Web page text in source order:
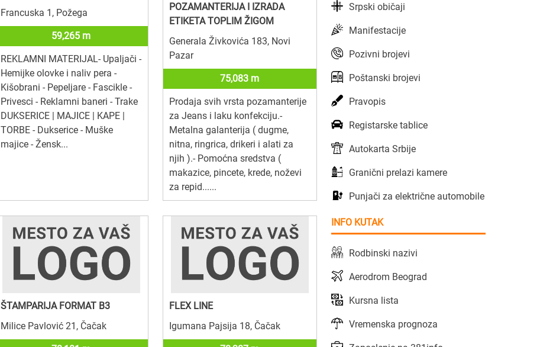
Francuska 1, Požega
59,265 m
REKLAMNI MATERIJAL- Upaljači -
Hemijke olovke i naliv pera -
Kišobrani - Pepeljare - Fascikle -
Privesci - Reklamni baneri - Trake
DUKSERICE | MAJICE | KAPE |
TORBE - Dukserice - Muške
majice - Žensk...
POZAMANTERIJA I IZRADA
ETIKETA TOPLIM ŽIGOM
Generala Živkovića 183, Novi
Pazar
75,083 m
Prodaja svih vrsta pozamanterije
za Jeans i laku konfekciju.-
Metalna galanterija ( dugme,
nitna, ringrica, drikeri i alati za
njih ).- Pomoćna sredstva (
makazice, pincete, krede, noževi
za repid......
ŠTAMPARIJA FORMAT B3
Milice Pavlović 21, Čačak
FLEX LINE
Igumana Pajsija 18, Čačak
Srpski običaji
Manifestacije
Pozivni brojevi
Poštanski brojevi
Pravopis
Registarske tablice
Autokarta Srbije
Granični prelazi kamere
Punjači za električne automobile
INFO KUTAK
Rodbinski nazivi
Aerodrom Beograd
Kursna lista
Vremenska prognoza